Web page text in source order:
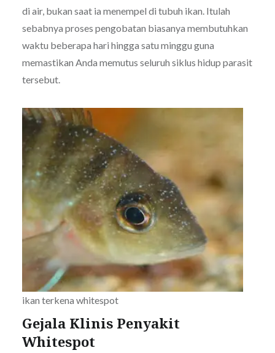
di air, bukan saat ia menempel di tubuh ikan. Itulah
sebabnya proses pengobatan biasanya membutuhkan
waktu beberapa hari hingga satu minggu guna
memastikan Anda memutus seluruh siklus hidup parasit
tersebut.
ikan terkena whitespot
Gejala Klinis Penyakit
Whitespot